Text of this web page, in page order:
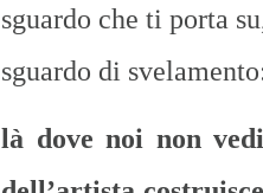
sguardo che ti porta
sguardo di
là dove noi non